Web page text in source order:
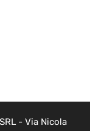
- Via Nicola